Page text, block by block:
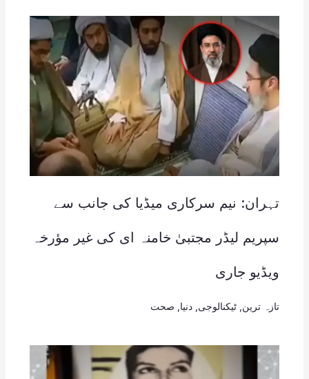
تہران: نیم سرکاری میڈیا کی جانب سے
سپریم لیڈر مجتبیٰ خامنہ ای کی غیر مؤرخہ
ویڈیو جاری
تازہ ترین ٹیکنالوجی دنیا صحت